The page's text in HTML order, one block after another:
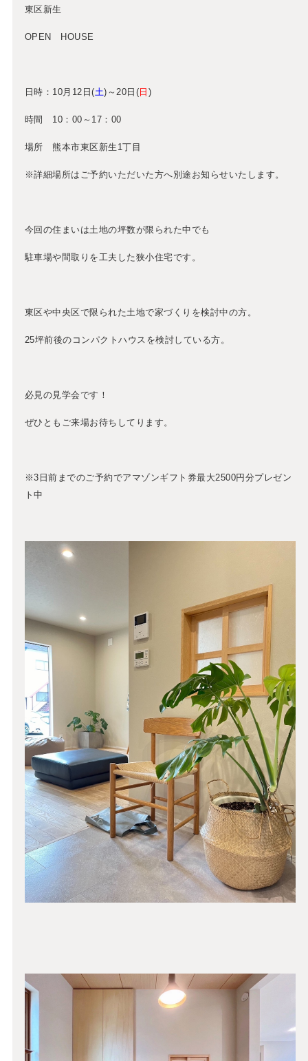
東区新生
OPEN HOUSE
日時：10月12日(土)～20日(日 )
時間 10：00～17：00
場所 熊本市東区新生1丁目
※詳細場所はご予約いただいた方へ別途お知らせいたします。
今回の住まいは土地の坪数が限られた中でも
駐車場や間取りを工夫した狭小住宅です。
東区や中央区で限られた土地で家づくりを検討中の方。
25坪前後のコンパクトハウスを検討している方。
必見の見学会です！
ぜひともご来場お待ちしてります。
※3日前までのご予約でアマゾンギフト券最大2500円分プレゼン
ト中